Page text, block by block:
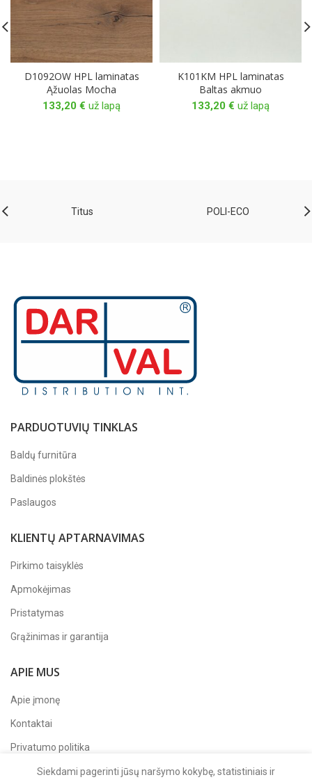
D1092OW HPL laminatas
Ąžuolas Mocha
133,20 € už lapą
K101KM HPL laminatas
Baltas akmuo
133,20 € už lapą
Titus POLI-ECO
PARDUOTUVIŲ TINKLAS
Baldų furnitūra
Baldinės plokštės
Paslaugos
KLIENTŲ APTARNAVIMAS
Pirkimo taisyklės
Apmokėjimas
Pristatymas
Grąžinimas ir garantija
APIE MUS
Apie įmonę
Kontaktai
Privatumo politika
Sekite musFacebook'e
Siekdami pagerinti jūsų naršymo kokybę, statistiniais ir